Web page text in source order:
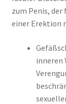
zum Penis,
einer Erektion
inneren